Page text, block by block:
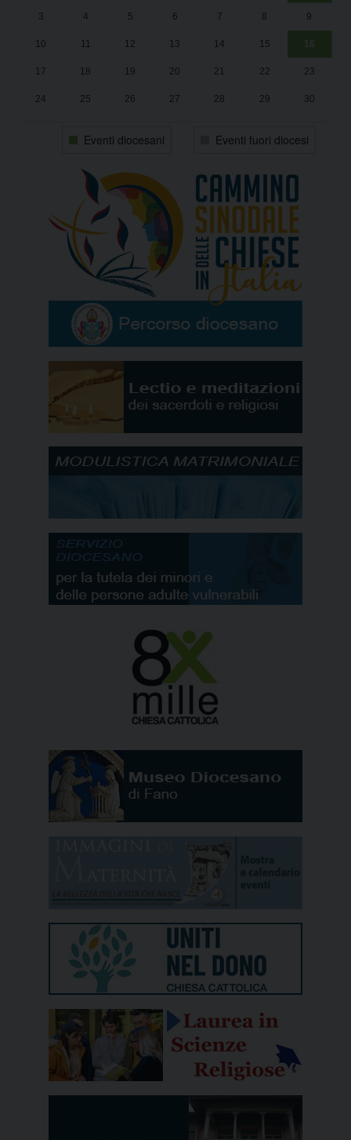
3 4 5 6 7 8 9
10 11 12 13 14 15 16
17 18 19 20 21 22 23
24 25 26 27 28 29 30
Eventi diocesani Eventi fuori diocesi